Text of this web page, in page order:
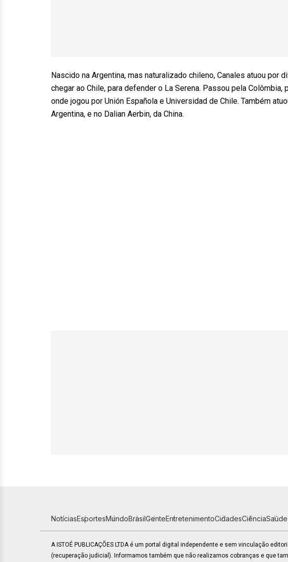
Nascido na Argentina, mas naturalizado chileno, Canales atuou
chegar ao Chile, para defender o La Serena. Passou pela
onde jogou por Unión Española e Universidad de Chile. Também
Argentina, e no Dalian Aerbin, da China.
NotíciasEsportesMundoBrasilGenteEntretenimentoCidadesCiênciaSaúde
A ISTOÉ PUBLICAÇÕES LTDA é um portal digital independente e sem vinculação
(recuperação judicial). Informamos também que não realizamos cobranças e que